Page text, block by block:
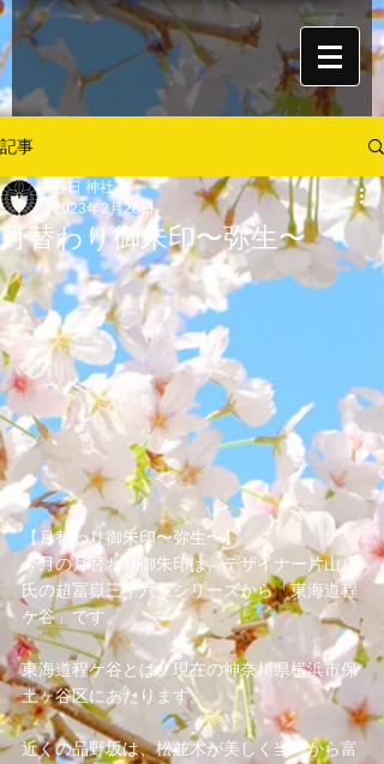
記事
月替わり御朱印〜弥生〜
春日 神社
2023年2月28日
【月替わり御朱印〜弥生〜】
今月の月替わり御朱印は、デザイナー片山卓
氏の超冨嶽三十六景シリーズから「東海道程
ケ谷」です。
東海道程ケ谷とは、現在の神奈川県横浜市保
土ヶ谷区にあたります。
近くの品野坂は、松並木が美しく当時から富